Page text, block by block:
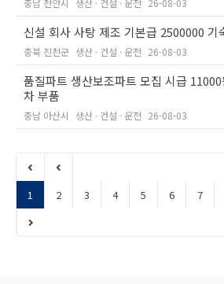
충남 천안시 생산 · 건설 · 운전 26-08-03
신설 회사 사탕 제조 기본급 2500000 기
충북 진천군 생산 · 건설 · 운전 26-08-03
품질파트 생산보조파트 모집 시급
차 부품
충남 아산시 생산 · 건설 · 운전 26-08-03
1 2 3 4 5 6 7